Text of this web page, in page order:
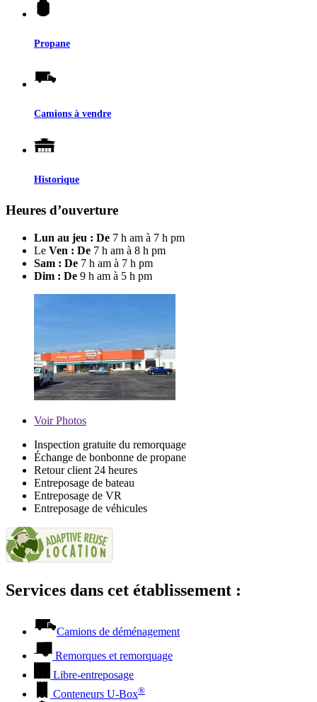
Propane
Camions à vendre
Historique
Heures d’ouverture
Lun au jeu : De 7 h am à 7 h pm
Le Ven : De 7 h am à 8 h pm
Sam : De 7 h am à 7 h pm
Dim : De 9 h am à 5 h pm
VoirPhotos
Inspection gratuite du remorquage
Échange de bonbonne de propane
Retour client 24 heures
Entreposage de bateau
Entreposage de VR
Entreposage de véhicules
Services dans cet établissement :
Camions de déménagement
Remorques et remorquage
Libre-entreposage
Conteneurs U-Box®